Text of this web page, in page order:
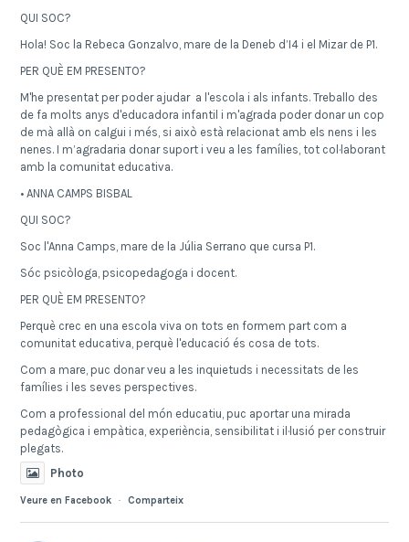
QUI SOC?
Hola! Soc la Rebeca Gonzalvo, mare de la Deneb d’I4 i el Mizar de P1.
PER QUÈ EM PRESENTO?
M'he presentat per poder ajudar a l'escola i als infants. Treballo des
de fa molts anys d'educadora infantil i m'agrada poder donar un cop
de mà allà on calgui i més, si això està relacionat amb els nens i les
nenes. I m’agradaria donar suport i veu a les famílies, tot col·laborant
amb la comunitat educativa.
• ANNA CAMPS BISBAL
QUI SOC?
Soc l'Anna Camps, mare de la Júlia Serrano que cursa P1.
Sóc psicòloga, psicopedagoga i docent.
PER QUÈ EM PRESENTO?
Perquè crec en una escola viva on tots en formem part com a
comunitat educativa, perquè l'educació és cosa de tots.
Com a mare, puc donar veu a les inquietuds i necessitats de les
famílies i les seves perspectives.
Com a professional del món educatiu, puc aportar una mirada
pedagògica i empàtica, experiència, sensibilitat i il·lusió per construir
plegats.
Photo
Veure en Facebook · Comparteix